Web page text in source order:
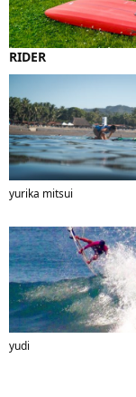
RIDER
yurika mitsui
yudi